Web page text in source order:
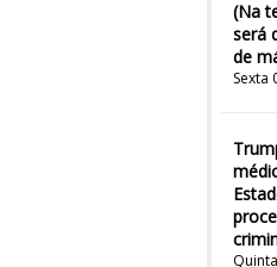
(Na
será
de
Sexta